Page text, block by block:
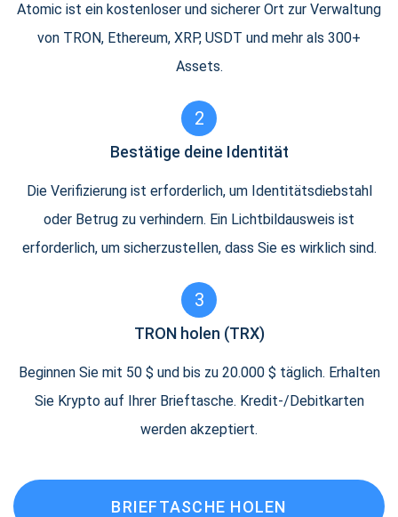
Atomic ist ein kostenloser und sicherer Ort zur Verwaltung
von TRON, Ethereum, XRP, USDT und mehr als 300+
Assets.
2
Bestätige deine Identität
Die Verifizierung ist erforderlich, um Identitätsdiebstahl
oder Betrug zu verhindern. Ein Lichtbildausweis ist
erforderlich, um sicherzustellen, dass Sie es wirklich sind.
3
TRON holen (TRX)
Beginnen Sie mit 50 $ und bis zu 20.000 $ täglich. Erhalten
Sie Krypto auf Ihrer Brieftasche. Kredit-/Debitkarten
werden akzeptiert.
BRIEFTASCHE HOLEN